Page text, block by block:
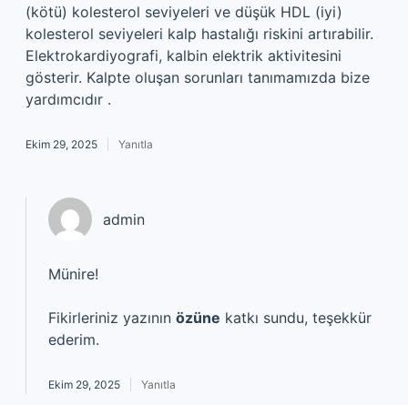
(kötü) kolesterol seviyeleri ve düşük HDL (iyi)
kolesterol seviyeleri kalp hastalığı riskini artırabilir.
Elektrokardiyografi, kalbin elektrik aktivitesini
gösterir. Kalpte oluşan sorunları tanımamızda bize
yardımcıdır .
Ekim 29, 2025 Yanıtla
admin
Münire!
Fikirleriniz yazının özüne katkı sundu, teşekkür
ederim.
Ekim 29, 2025 Yanıtla